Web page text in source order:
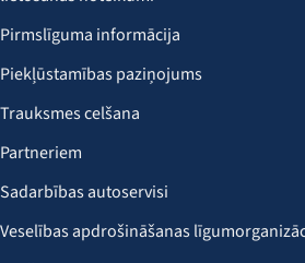
Pirmslīguma informācija
Piekļūstamības paziņojums
Trauksmes celšana
Partneriem
Sadarbības autoservisi
Veselības apdrošināšanas